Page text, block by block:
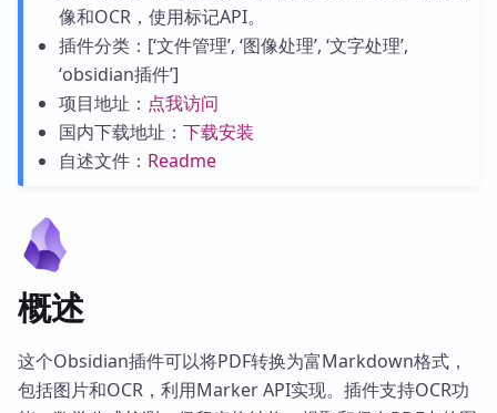
像和OCR，使用标记API。
插件分类：[‘文件管理’, ‘图像处理’, ‘文字处理’,
‘obsidian插件’]
项目地址： 点我访问
国内下载地址： 下载安装
自述文件： Readme
概述
这个Obsidian插件可以将PDF转换为富Markdown格式，
包括图片和OCR，利用Marker API实现。插件支持OCR功